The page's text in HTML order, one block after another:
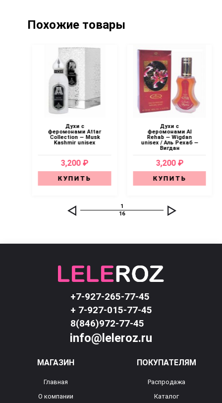
Похожие товары
Духи с
феромонами Attar
Collection — Musk
Kashmir unisex
3,200 ₽
КУПИТЬ
Духи с
феромонами Al
Rehab — Wigdan
unisex / Аль Рехаб —
Вигдан
3,200 ₽
КУПИТЬ
1
16
+7-927-265-77-45
+ 7-927-015-77-45
8(846)972-77-45
info@leleroz.ru
МАГАЗИН
Главная
О компании
ПОКУПАТЕЛЯМ
Распродажа
Каталог